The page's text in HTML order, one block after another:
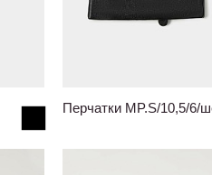
Перчатки MP.S/10,5/6/